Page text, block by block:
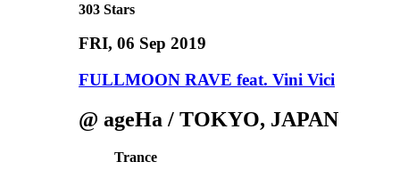
303 Stars
FRI, 06 Sep 2019
FULLMOON RAVE feat. Vini Vici
@ ageHa / TOKYO, JAPAN
Trance